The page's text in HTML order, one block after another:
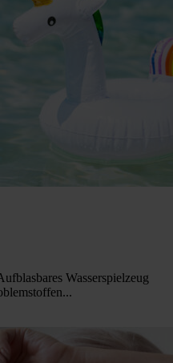
Wasserspielzeug